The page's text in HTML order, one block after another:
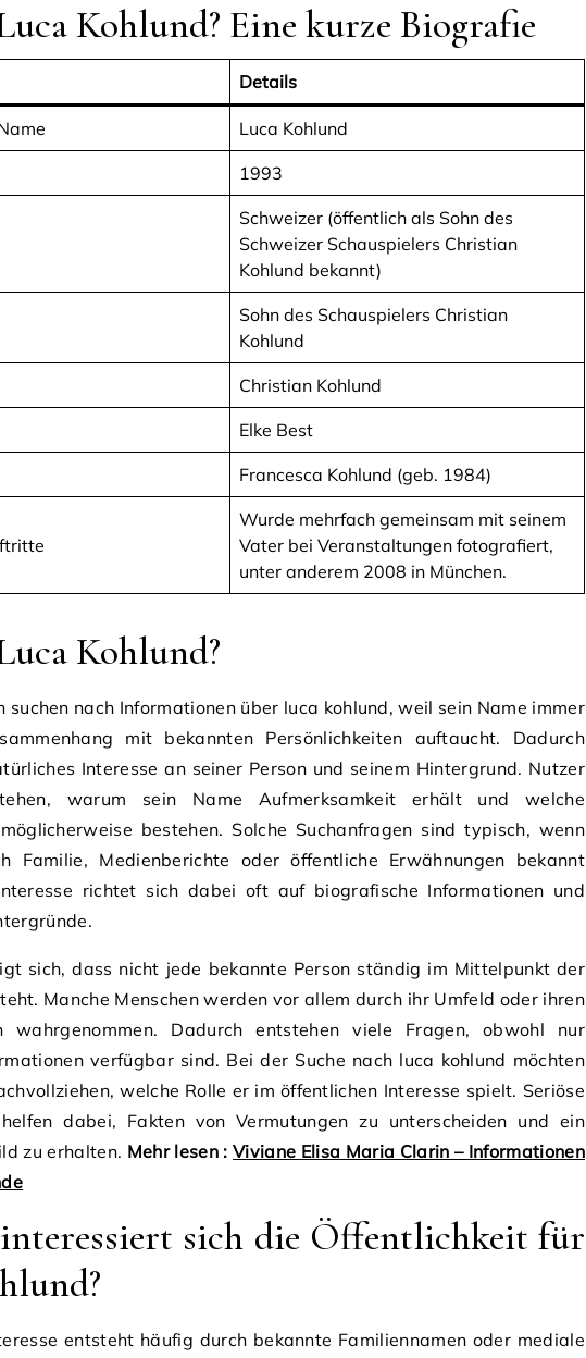
Kohlund? Eine kurze Biografie
Details
Luca Kohlund
1993
Schweizer (öffentlich als Sohn des
Schweizer Schauspielers Christian
Kohlund bekannt)
Sohn des Schauspielers Christian
Kohlund
Christian Kohlund
Elke Best
Francesca Kohlund (geb. 1984)
Wurde mehrfach gemeinsam mit seinem
Vater bei Veranstaltungen fotografiert,
unter anderem 2008 in München.
Kohlund?
suchen nach Informationen über luca kohlund, weil sein Name immer
mit bekannten Persönlichkeiten auftaucht. Dadurch
Interesse an seiner Person und seinem Hintergrund. Nutzer
warum sein Name Aufmerksamkeit erhält und welche
bestehen. Solche Suchanfragen sind typisch, wenn
Familie, Medienberichte oder öffentliche Erwähnungen bekannt
richtet sich dabei oft auf biografische Informationen und
sich, dass nicht jede bekannte Person ständig im Mittelpunkt der
Manche Menschen werden vor allem durch ihr Umfeld oder ihren
wahrgenommen. Dadurch entstehen viele Fragen, obwohl nur
verfügbar sind. Bei der Suche nach luca kohlund möchten
welche Rolle er im öffentlichen Interesse spielt. Seriöse
dabei, Fakten von Vermutungen zu unterscheiden und ein
zu erhalten. Mehr lesen :Viviane Elisa Maria Clarin – Informationen
sich die Öffentlichkeit für
entsteht häufig durch bekannte Familiennamen oder mediale